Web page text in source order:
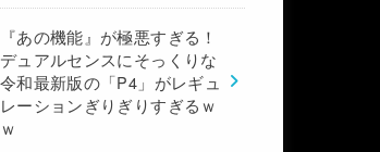
『あの機能』が極悪すぎる！
デュアルセンスにそっくりな
令和最新版の「P4」がレギュ
レーションぎりぎりすぎるｗ
ｗ